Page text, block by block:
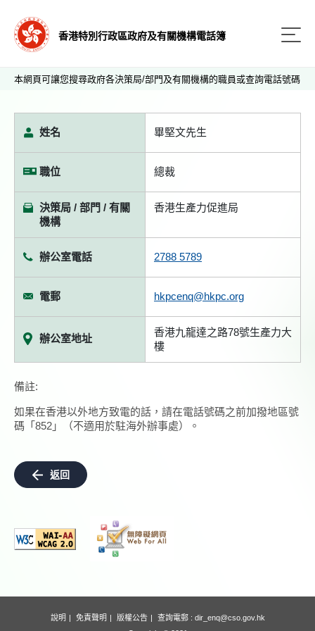
香港特別行政區政府及有關機構電話簿
本網頁可讓您搜尋政府各決策局/部門及有關機構的職員或查詢電話號碼
姓名 畢堅文先生
職位 總裁
決策局 / 部門 / 有關
機構
香港生產力促進局
辦公室電話 2788 5789
電郵 hkpcenq@hkpc.org
辦公室地址
香港九龍達之路78號生產力大
樓
備註:
如果在香港以外地方致電的話，請在電話號碼之前加撥地區號
碼「852」（不適用於駐海外辦事處）。
返回
說明 免責聲明 版權公告 查詢電郵 : dir_enq@cso.gov.hk